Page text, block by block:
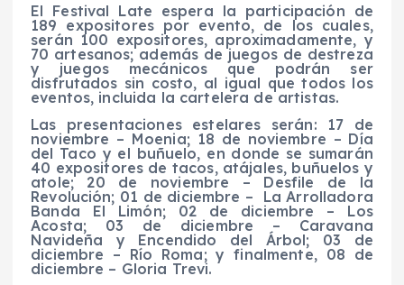
El Festival Late espera la participación de
189 expositores por evento, de los cuales,
serán 100 expositores, aproximadamente, y
70 artesanos; además de juegos de destreza
y juegos mecánicos que podrán ser
disfrutados sin costo, al igual que todos los
eventos, incluida la cartelera de artistas.
Las presentaciones estelares serán: 17 de
noviembre – Moenia; 18 de noviembre – Día
del Taco y el buñuelo, en donde se sumarán
40 expositores de tacos, atájales, buñuelos y
atole; 20 de noviembre – Desfile de la
Revolución; 01 de diciembre –
La Arrolladora
Banda El Limón; 02 de diciembre – Los
Acosta; 03 de diciembre – Caravana
Navideña y Encendido del Árbol; 03 de
diciembre – Río Roma; y finalmente, 08 de
diciembre – Gloria Trevi.